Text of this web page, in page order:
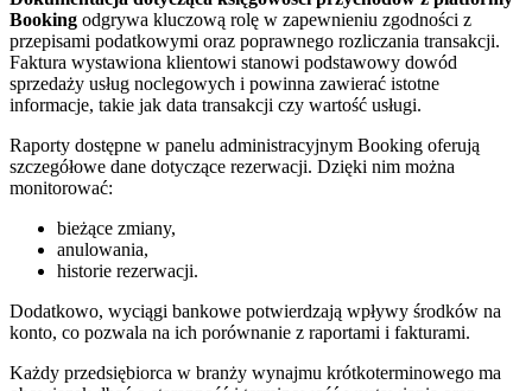
Booking odgrywa kluczową rolę w zapewnieniu zgodności z
przepisami podatkowymi oraz poprawnego rozliczania transakcji.
Faktura wystawiona klientowi stanowi podstawowy dowód
sprzedaży usług noclegowych i powinna zawierać istotne
informacje, takie jak data transakcji czy wartość usługi.
Raporty dostępne w panelu administracyjnym Booking oferują
szczegółowe dane dotyczące rezerwacji. Dzięki nim można
monitorować:
bieżące zmiany,
anulowania,
historie rezerwacji.
Dodatkowo, wyciągi bankowe potwierdzają wpływy środków na
konto, co pozwala na ich porównanie z raportami i fakturami.
Każdy przedsiębiorca w branży wynajmu krótkoterminowego ma